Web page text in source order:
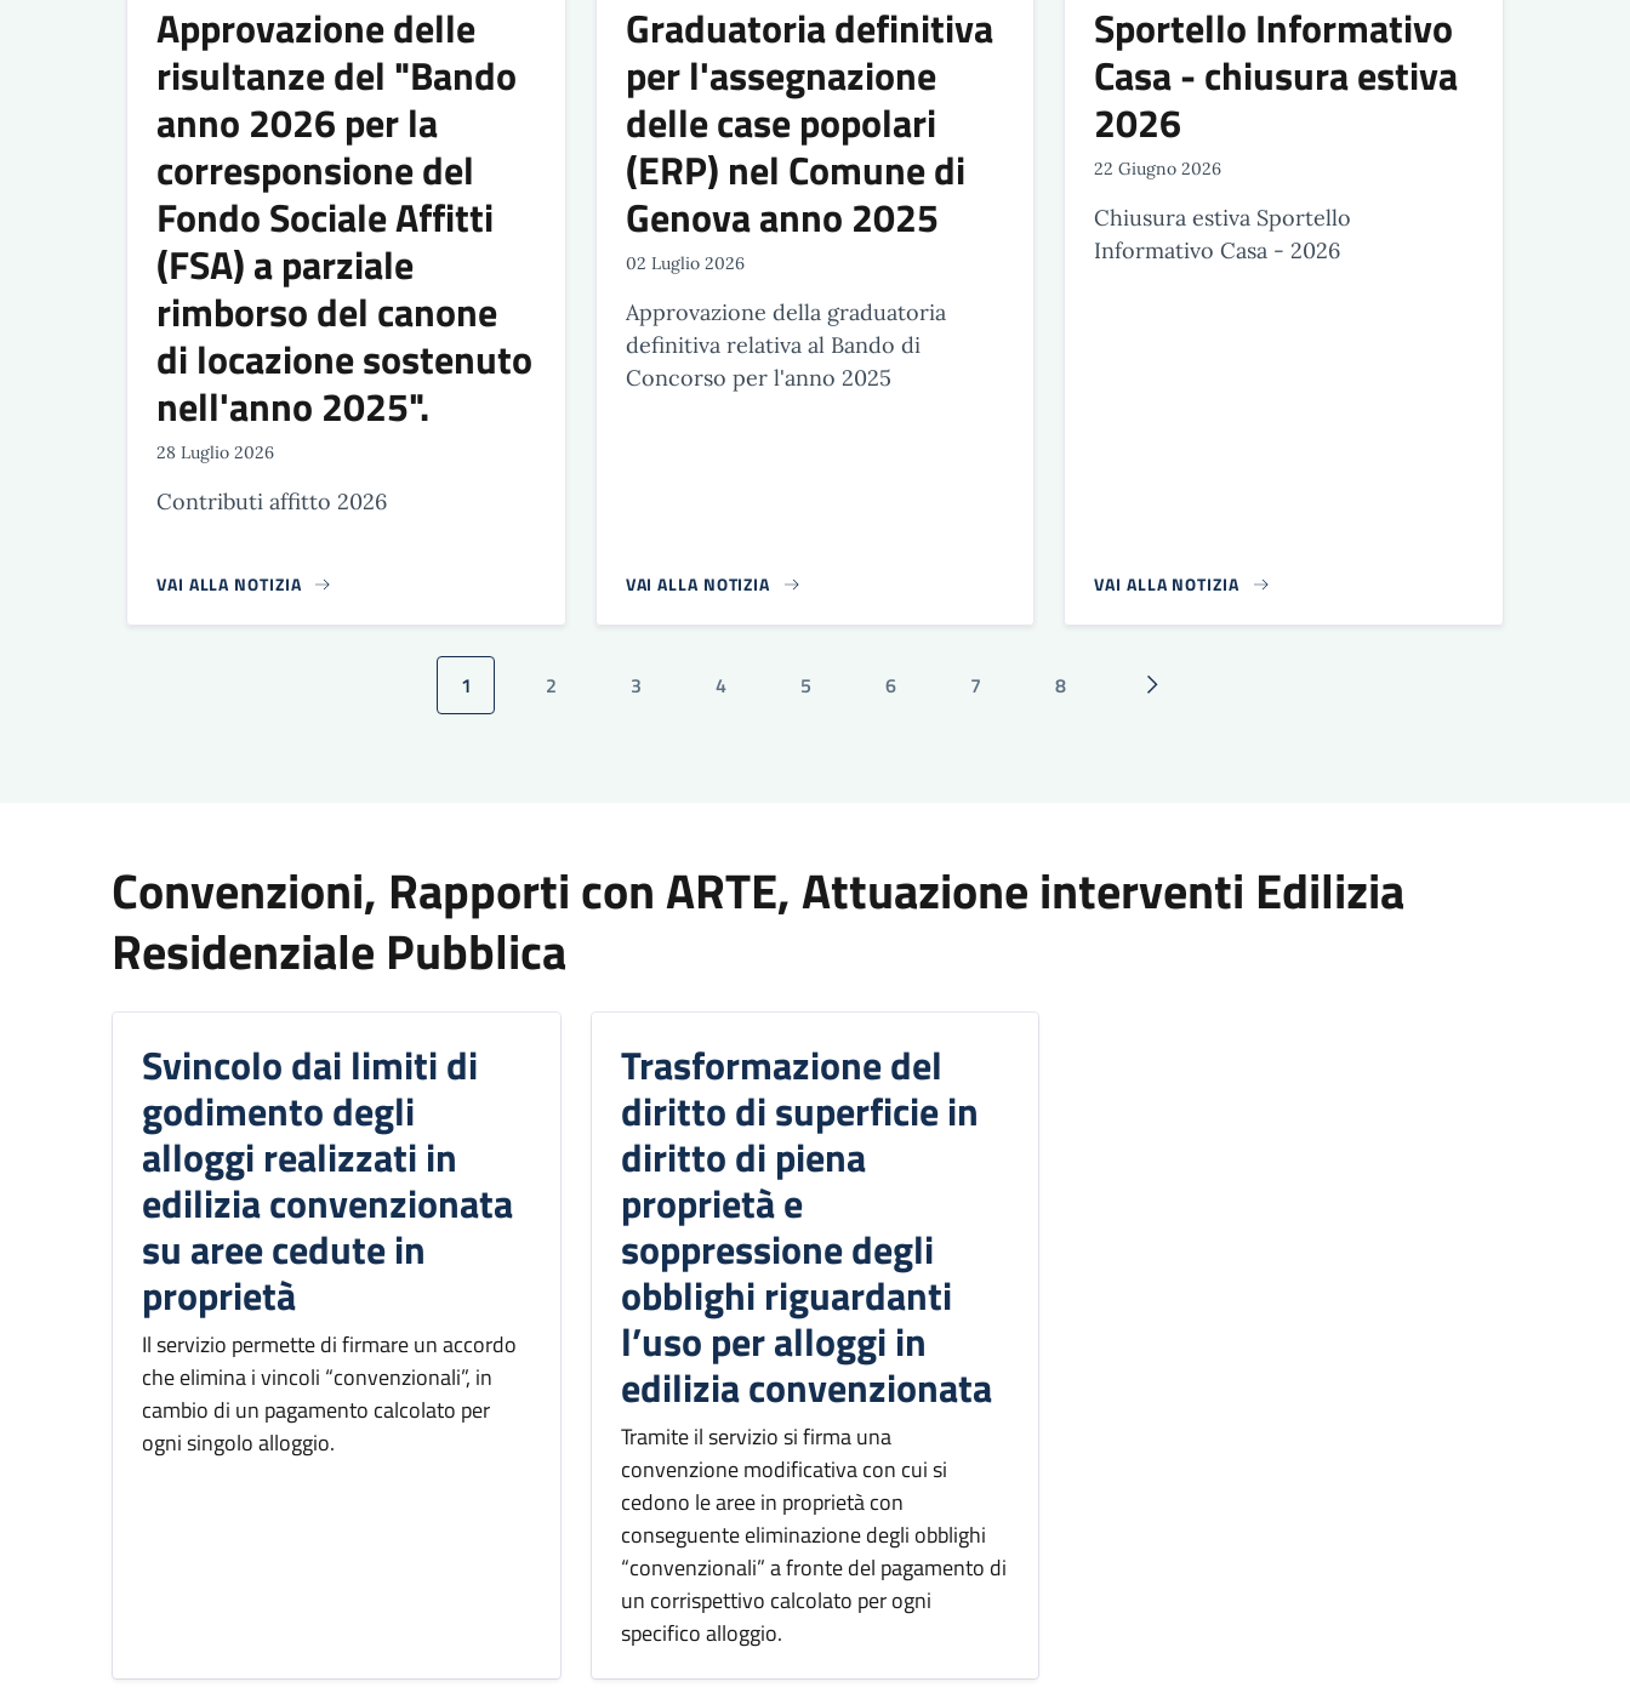
Approvazione delle
risultanze del "Bando
anno 2026 per la
corresponsione del
Fondo Sociale Affitti
(FSA) a parziale
rimborso del canone
di locazione sostenuto
nell'anno 2025".
28 Luglio 2026
Contributi affitto 2026
VAI ALLA NOTIZIA
Graduatoria definitiva
per l'assegnazione
delle case popolari
(ERP) nel Comune di
Genova anno 2025
02 Luglio 2026
Approvazione della graduatoria
definitiva relativa al Bando di
Concorso per l'anno 2025
VAI ALLA NOTIZIA
Sportello Informativo
Casa - chiusura estiva
2026
22 Giugno 2026
Chiusura estiva Sportello
Informativo Casa - 2026
VAI ALLA NOTIZIA
Pagina attuale
1 Pagina
2 Pagina
3 Pagina
4 Pagina
5 Pagina
6 Pagina
7 Pagina
8 Pagina successiva
Convenzioni, Rapporti con ARTE, Attuazione interventi Edilizia
Residenziale Pubblica
Svincolo dai limiti di
godimento degli
alloggi realizzati in
edilizia convenzionata
su aree cedute in
proprietà
Il servizio permette di firmare un accordo
che elimina i vincoli “convenzionali”, in
cambio di un pagamento calcolato per
ogni singolo alloggio.
Trasformazione del
diritto di superficie in
diritto di piena
proprietà e
soppressione degli
obblighi riguardanti
l’uso per alloggi in
edilizia convenzionata
Tramite il servizio si firma una
convenzione modificativa con cui si
cedono le aree in proprietà con
conseguente eliminazione degli obblighi
“convenzionali” a fronte del pagamento di
un corrispettivo calcolato per ogni
specifico alloggio.